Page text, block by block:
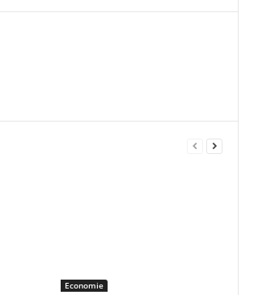
Economie